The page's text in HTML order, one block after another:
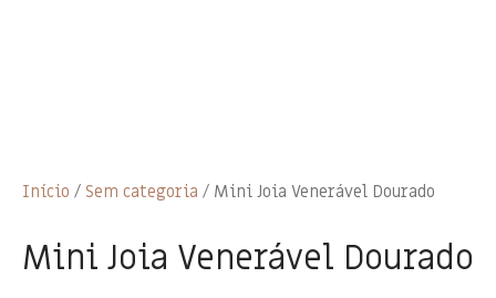
Início / Sem categoria / Mini Joia Venerável Dourado
Mini Joia Venerável Dourado